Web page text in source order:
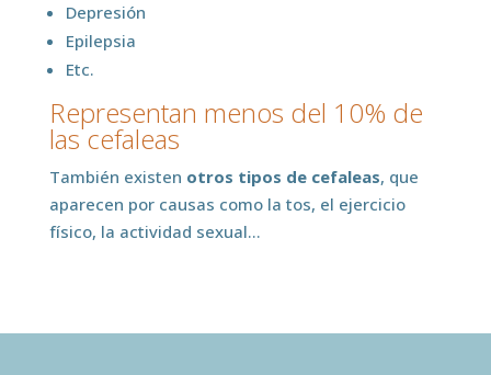
Depresión
Epilepsia
Etc.
Representan menos del 10% de
las cefaleas
También existen otros tipos de cefaleas, que
aparecen por causas como la tos, el ejercicio
físico, la actividad sexual…